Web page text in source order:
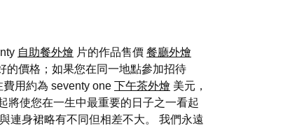
自助餐外燴 片的作品售價 餐廳外燴
的價格；如果您在同一地點參加招待
用約為 seventy one 下午茶外燴 美元，
將使您在一生中最重要的日子之一看起
連身裙略有不同但相差不大。 我們永遠